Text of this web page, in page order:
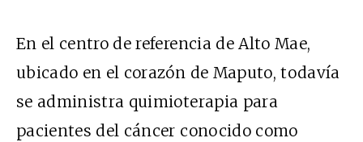
En el centro de referencia de Alto Mae,
ubicado en el corazón de Maputo, todavía
se administra quimioterapia para
pacientes del cáncer conocido como